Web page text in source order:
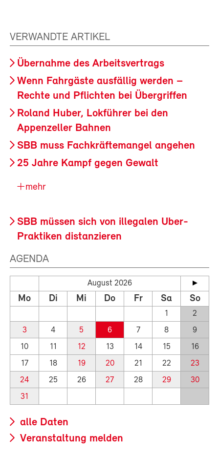
VERWANDTE ARTIKEL
Übernahme des Arbeitsvertrags
Wenn Fahrgäste ausfällig werden –
Rechte und Pflichten bei Übergriffen
Roland Huber, Lokführer bei den
Appenzeller Bahnen
SBB muss Fachkräftemangel angehen
25 Jahre Kampf gegen Gewalt
mehr
SBB müssen sich von illegalen Uber-
Praktiken distanzieren
AGENDA
August 2026
Mo Di Mi Do Fr Sa So
1
2
3
4 5 6 7 8
9
10
11 12 13 14 15
16
17
18 19 20 21 22
23
24
25 26 27 28 29
30
31
alle Daten
Veranstaltung melden